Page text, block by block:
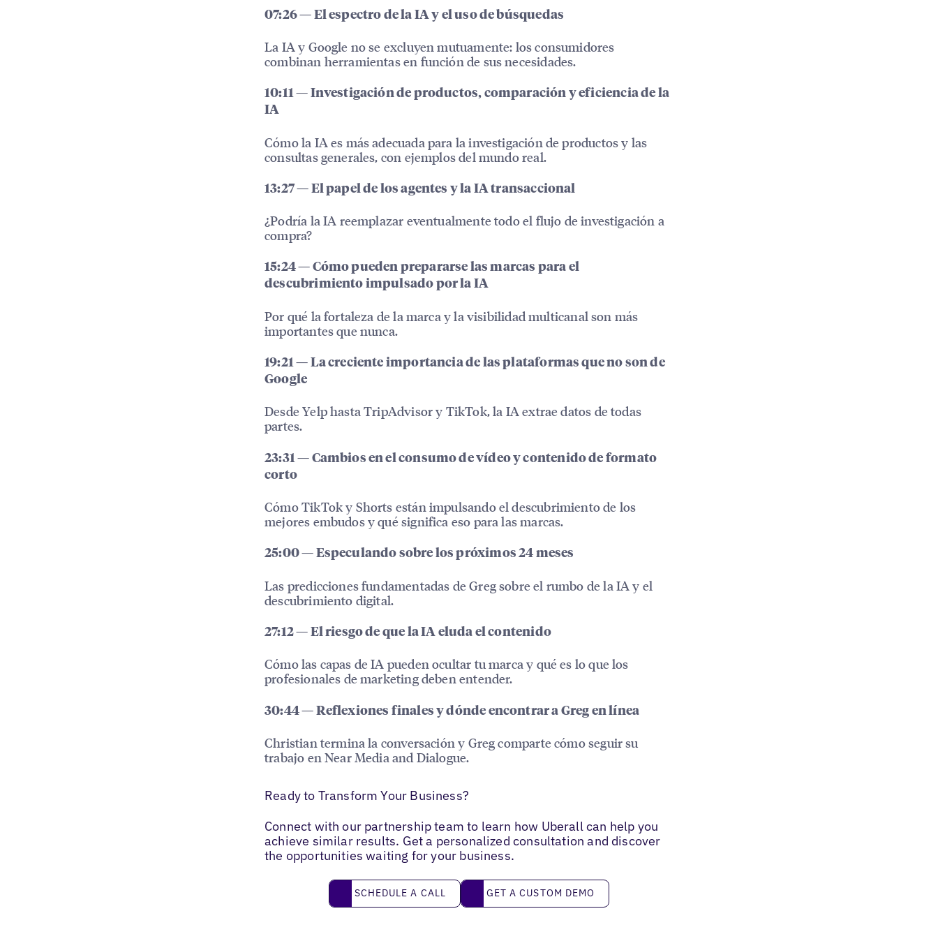
07:26 — El espectro de la IA y el uso de búsquedas
La IA y Google no se excluyen mutuamente: los consumidores
combinan herramientas en función de sus necesidades.
10:11 — Investigación de productos, comparación y eficiencia de la
IA
Cómo la IA es más adecuada para la investigación de productos y las
consultas generales, con ejemplos del mundo real.
13:27 — El papel de los agentes y la IA transaccional
¿Podría la IA reemplazar eventualmente todo el flujo de investigación a
compra?
15:24 — Cómo pueden prepararse las marcas para el
descubrimiento impulsado por la IA
Por qué la fortaleza de la marca y la visibilidad multicanal son más
importantes que nunca.
19:21 — La creciente importancia de las plataformas que no son de
Google
Desde Yelp hasta TripAdvisor y TikTok, la IA extrae datos de todas
partes.
23:31 — Cambios en el consumo de vídeo y contenido de formato
corto
Cómo TikTok y Shorts están impulsando el descubrimiento de los
mejores embudos y qué significa eso para las marcas.
25:00 — Especulando sobre los próximos 24 meses
Las predicciones fundamentadas de Greg sobre el rumbo de la IA y el
descubrimiento digital.
27:12 — El riesgo de que la IA eluda el contenido
Cómo las capas de IA pueden ocultar tu marca y qué es lo que los
profesionales de marketing deben entender.
30:44 — Reflexiones finales y dónde encontrar a Greg en línea
Christian termina la conversación y Greg comparte cómo seguir su
trabajo en Near Media and Dialogue.
Ready to Transform Your Business?
Connect with our partnership team to learn how Uberall can help you
achieve similar results. Get a personalized consultation and discover
the opportunities waiting for your business.
Schedule a call
SCHEDULE A CALL Get a custom demo
GET A CUSTOM DEMO